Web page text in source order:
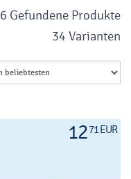
6 Gefundene Produkte
34 Varianten
1271 EUR